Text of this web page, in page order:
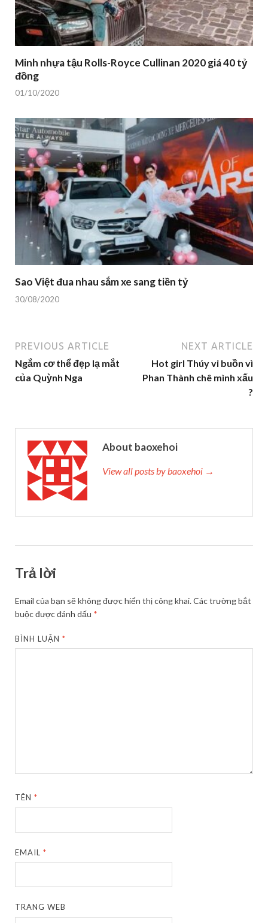
Minh nhựa tậu Rolls-Royce Cullinan 2020 giá 40 tỷ
đồng
01/10/2020
Sao Việt đua nhau sắm xe sang tiền tỷ
30/08/2020
PREVIOUS ARTICLE
Ngắm cơ thể đẹp lạ mắt
của Quỳnh Nga
NEXT ARTICLE
Hot girl Thúy vi buồn vì
Phan Thành chê mình xấu
?
About baoxehoi
View all posts by baoxehoi →
Trả lời
Email của bạn sẽ không được hiển thị công khai.Các trường bắt
buộc được đánh dấu *
BÌNH LUẬN*
TÊN*
EMAIL*
TRANG WEB